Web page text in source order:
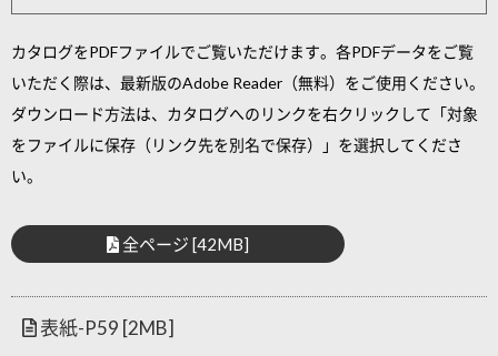
カタログをPDFファイルでご覧いただけます。各PDFデータをご覧
いただく際は、最新版のAdobe Reader（無料）をご使用ください。
ダウンロード方法は、カタログへのリンクを右クリックして「対象
をファイルに保存（リンク先を別名で保存）」を選択してくださ
い。
全ページ [42MB]
表紙-P59 [2MB]